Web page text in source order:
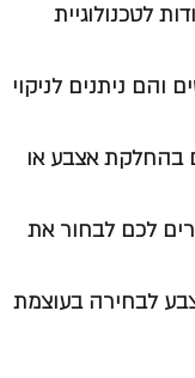
לטכנולוגיית
והם ניתנים לניקוי
בהחלקת אצבע או
לכם לבחור את
לבחירה בעוצמת